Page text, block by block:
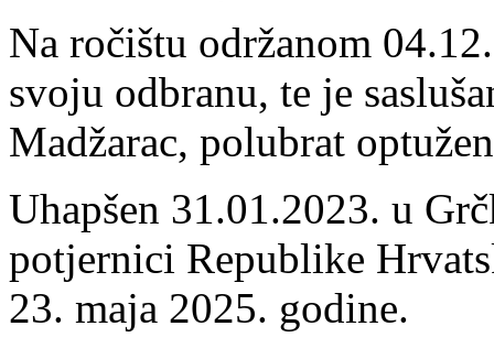
Na ročištu održanom
svoju odbranu, te je
Madžarac, polubrat
Uhapšen 31.01.2023. u
potjernici Republike
23. maja 2025. godine.